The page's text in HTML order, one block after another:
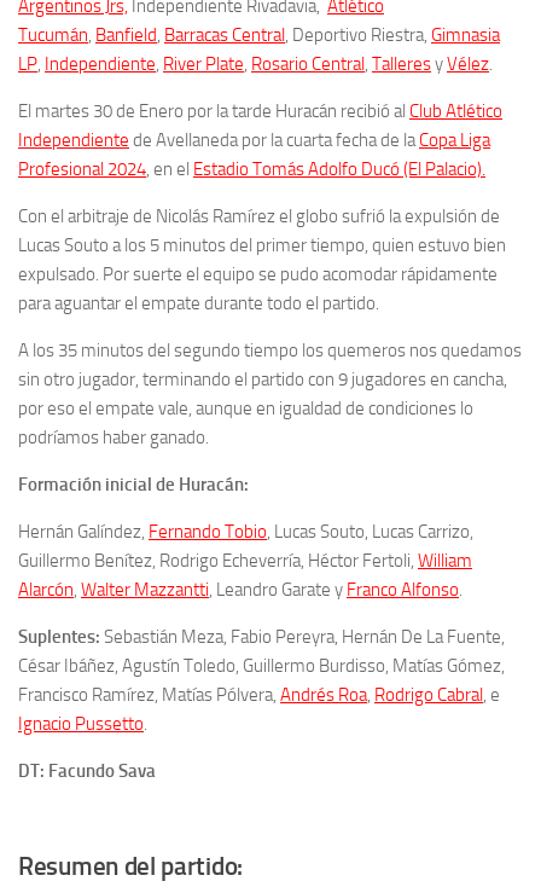
Argentinos Jrs, Independiente Rivadavia, Atlético
Tucumán, Banfield, Barracas Central, Deportivo Riestra, Gimnasia
LP, Independiente, River Plate, Rosario Central, TalleresyVélez.
El martes 30 de Enero por la tarde Huracán recibió al Club Atlético
Independiente de Avellaneda por la cuarta fecha de laCopa Liga
Profesional 2024, en el Estadio Tomás Adolfo Ducó (El Palacio).
Con el arbitraje de Nicolás Ramírez el globo sufrió la expulsión de
Lucas Souto a los 5 minutos del primer tiempo, quien estuvo bien
expulsado. Por suerte el equipo se pudo acomodar rápidamente
para aguantar el empate durante todo el partido.
A los 35 minutos del segundo tiempo los quemeros nos quedamos
sin otro jugador, terminando el partido con 9 jugadores en cancha,
por eso el empate vale, aunque en igualdad de condiciones lo
podríamos haber ganado.
Formación inicial de Huracán:
Hernán Galíndez, Fernando Tobio, Lucas Souto, Lucas Carrizo,
Guillermo Benítez, Rodrigo Echeverría, Héctor Fertoli, William
Alarcón, Walter Mazzantti, Leandro Garate y Franco Alfonso.
Suplentes: Sebastián Meza, Fabio Pereyra, Hernán De La Fuente,
César Ibáñez, Agustín Toledo, Guillermo Burdisso, Matías Gómez,
Francisco Ramírez, Matías Pólvera, Andrés Roa, Rodrigo Cabral, e
Ignacio Pussetto.
DT: Facundo Sava
Resumen del partido: